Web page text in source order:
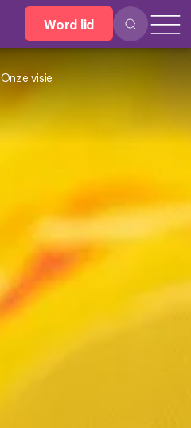
Word lid
Onze visie